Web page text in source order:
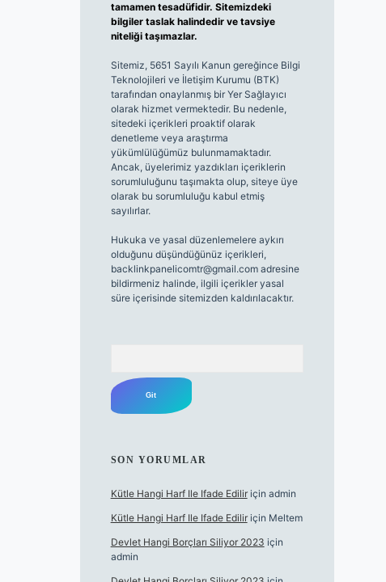
tamamen tesadüfidir. Sitemizdeki
bilgiler taslak halindedir ve tavsiye
niteliği taşımazlar.
Sitemiz, 5651 Sayılı Kanun gereğince Bilgi
Teknolojileri ve İletişim Kurumu (BTK)
tarafından onaylanmış bir Yer Sağlayıcı
olarak hizmet vermektedir. Bu nedenle,
sitedeki içerikleri proaktif olarak
denetleme veya araştırma
yükümlülüğümüz bulunmamaktadır.
Ancak, üyelerimiz yazdıkları içeriklerin
sorumluluğunu taşımakta olup, siteye üye
olarak bu sorumluluğu kabul etmiş
sayılırlar.
Hukuka ve yasal düzenlemelere aykırı
olduğunu düşündüğünüz içerikleri,
backlinkpanelicomtr@gmail.comadresine
bildirmeniz halinde, ilgili içerikler yasal
süre içerisinde sitemizden kaldırılacaktır.
SON YORUMLAR
Kütle Hangi Harf Ile Ifade Ediliriçin admin
Kütle Hangi Harf Ile Ifade Ediliriçin Meltem
Devlet Hangi Borçları Siliyor 2023 için
admin